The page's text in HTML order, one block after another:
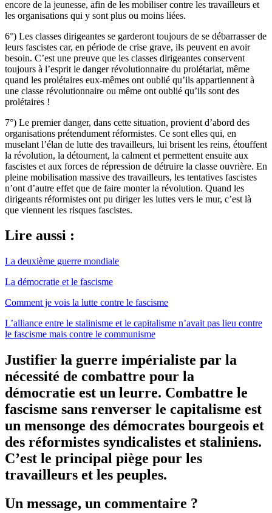
encore de la jeunesse, afin de les mobiliser contre les travailleurs et
les organisations qui y sont plus ou moins liées.
6°) Les classes dirigeantes se garderont toujours de se débarrasser de
leurs fascistes car, en période de crise grave, ils peuvent en avoir
besoin. C’est une preuve que les classes dirigeantes conservent
toujours à l’esprit le danger révolutionnaire du prolétariat, même
quand les prolétaires eux-mêmes ont oublié qu’ils appartiennent à
une classe révolutionnaire ou même ont oublié qu’ils sont des
prolétaires !
7°) Le premier danger, dans cette situation, provient d’abord des
organisations prétendument réformistes. Ce sont elles qui, en
muselant l’élan de lutte des travailleurs, lui brisent les reins, étouffent
la révolution, la détournent, la calment et permettent ensuite aux
fascistes et aux forces de répression de détruire la classe ouvrière. En
pleine mobilisation massive des travailleurs, les tentatives fascistes
n’ont d’autre effet que de faire monter la révolution. Quand les
dirigeants réformistes ont pu diriger les luttes vers le mur, c’est là
que viennent les risques fascistes.
Lire aussi :
La deuxième guerre mondiale
La démocratie et le fascisme
Comment je vois la lutte contre le fascisme
L’alliance entre le stalinisme et le capitalisme n’avait pas lieu contre
le fascisme mais contre le communisme
Justifier la guerre impérialiste par la
nécessité de combattre pour la
démocratie est un leurre. Combattre le
fascisme sans renverser le capitalisme est
un mensonge des démocrates bourgeois et
des réformistes syndicalistes et staliniens.
C’est le principal piège pour les
travailleurs et les peuples.
Un message, un commentaire ?